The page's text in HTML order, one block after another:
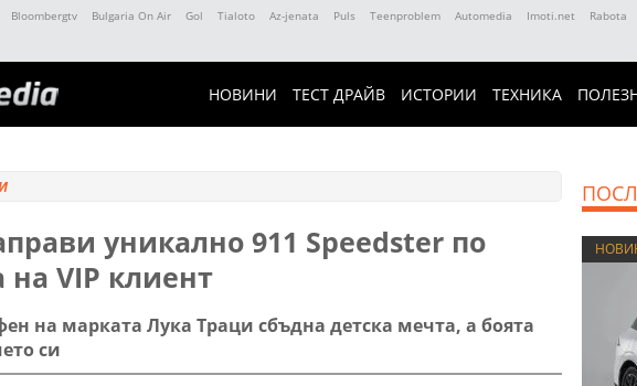
Bloombergtv Bulgaria On Air Gol Tialoto Az-jenata Puls Teenproblem Automedia Imoti.net Rabota
НОВИНИ ТЕСТ ДРАЙВ ИСТОРИИ ТЕХНИКА
уникално 911 Speedster по
VIP клиент
на марката Лука Траци сбъдна детска мечта, а боята
си